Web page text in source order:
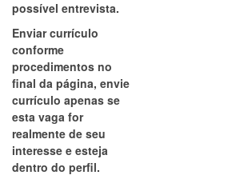
possível entrevista.
Enviar currículo
conforme
procedimentos no
final da página, envie
currículo apenas se
esta vaga for
realmente de seu
interesse e esteja
dentro do perfil.